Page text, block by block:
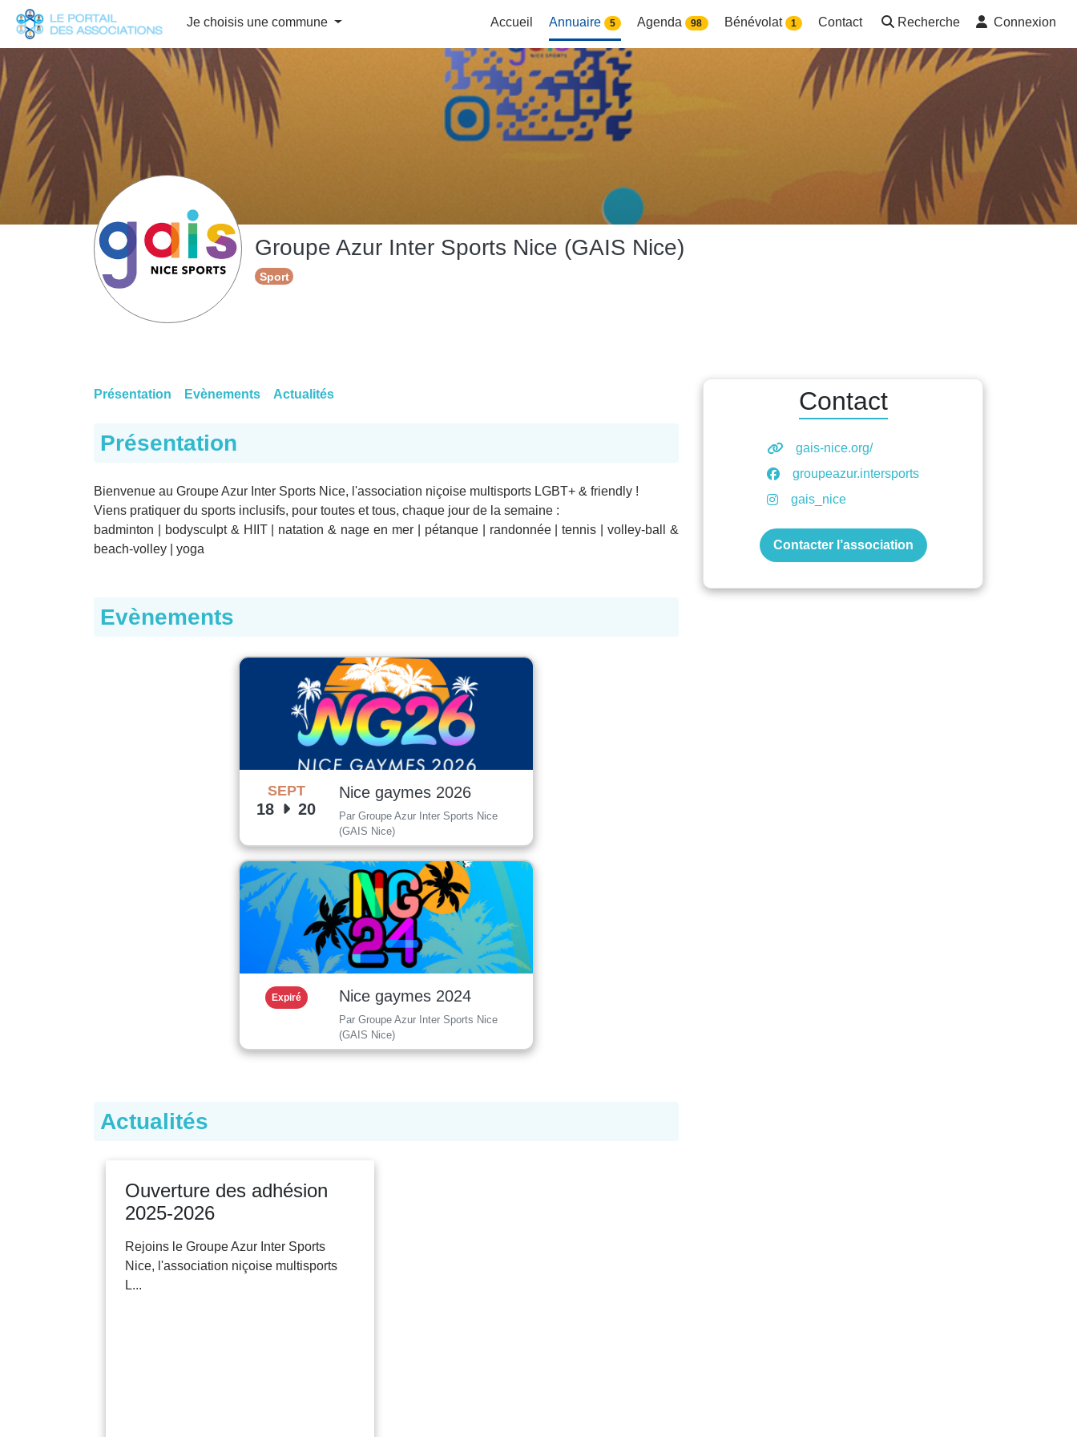
Je choisis une commune Accueil Annuaire 5 Agenda 98 Bénévolat 1 Contact Recherche Connexion
Groupe Azur Inter Sports Nice (GAIS Nice)
Sport
Présentation Evènements Actualités
Présentation
Bienvenue au Groupe Azur Inter Sports Nice, l'association niçoise multisports LGBT+ & friendly !
Viens pratiquer du sports inclusifs, pour toutes et tous, chaque jour de la semaine :
badminton | bodysculpt & HIIT | natation & nage en mer | pétanque | randonnée | tennis | volley-ball &
beach-volley | yoga
Evènements
SEPT
18 20
Nice gaymes 2026
Par Groupe Azur Inter Sports Nice
(GAIS Nice)
Expiré Nice gaymes 2024
Par Groupe Azur Inter Sports Nice
(GAIS Nice)
Actualités
Ouverture des adhésion
2025-2026
Rejoins le Groupe Azur Inter Sports
Nice, l'association niçoise multisports
L...
Contact
gais-nice.org/
groupeazur.intersports
gais_nice
Contacter l’association
Panneau de gestion des cookies